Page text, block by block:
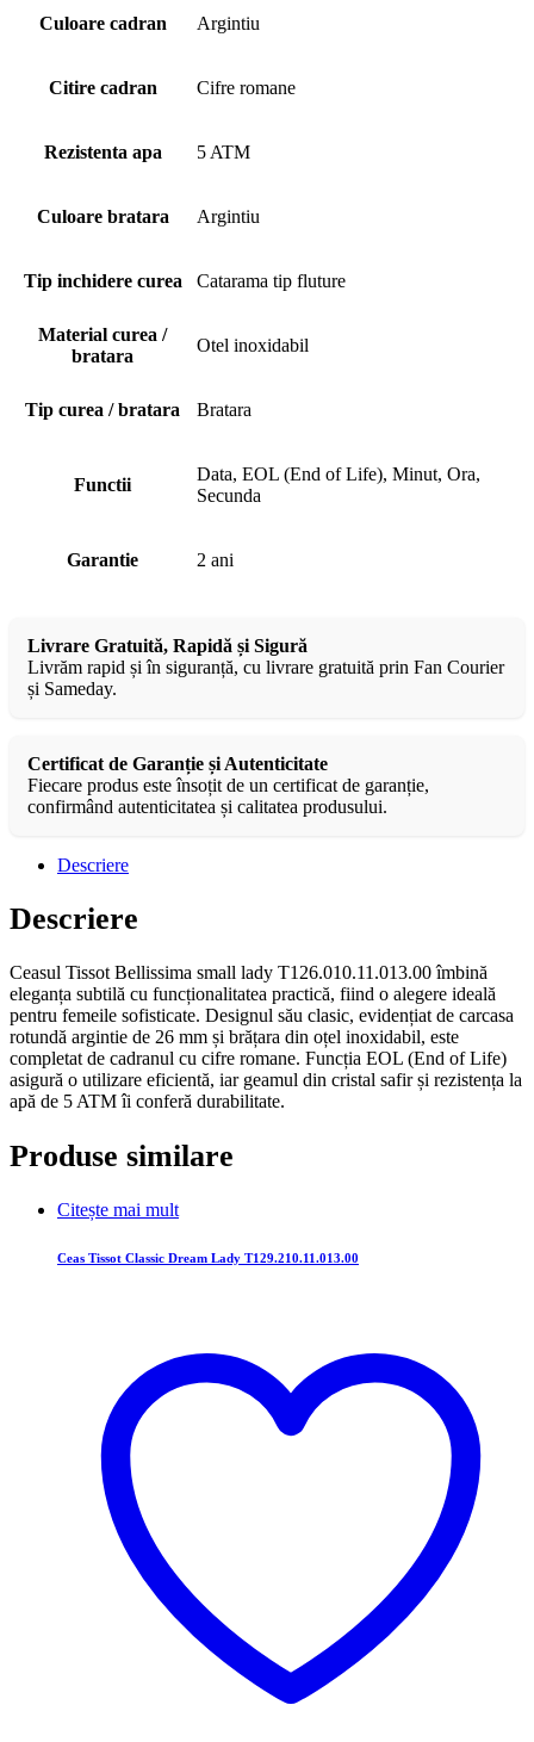
Culoare cadran Argintiu
Citire cadran Cifre romane
Rezistenta apa 5 ATM
Culoare bratara Argintiu
Tip inchidere curea Catarama tip fluture
Material curea /
bratara
Otel inoxidabil
Tip curea / bratara Bratara
Functii
Data, EOL (End of Life), Minut, Ora,
Secunda
Garantie 2 ani
Livrare Gratuită, Rapidă și Sigură
Livrăm rapid și în siguranță, cu livrare gratuită prin Fan Courier
și Sameday.
Certificat de Garanție și Autenticitate
Fiecare produs este însoțit de un certificat de garanție,
confirmând autenticitatea și calitatea produsului.
Descriere
Descriere
Ceasul Tissot Bellissima small lady T126.010.11.013.00 îmbină
eleganța subtilă cu funcționalitatea practică, fiind o alegere ideală
pentru femeile sofisticate. Designul său clasic, evidențiat de carcasa
rotundă argintie de 26 mm și brățara din oțel inoxidabil, este
completat de cadranul cu cifre romane. Funcția EOL (End of Life)
asigură o utilizare eficientă, iar geamul din cristal safir și rezistența la
apă de 5 ATM îi conferă durabilitate.
Produse similare
Citește mai mult
Ceas Tissot Classic Dream Lady T129.210.11.013.00